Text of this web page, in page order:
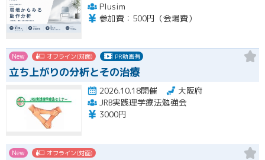
Plusim
参加費：500円（会場費）
New オフライン(対面) PR動画有
立ち上がりの分析とその治療
2026.10.18開催
大阪府
JRB実践理学療法勉強会
3000円
New オフライン(対面)